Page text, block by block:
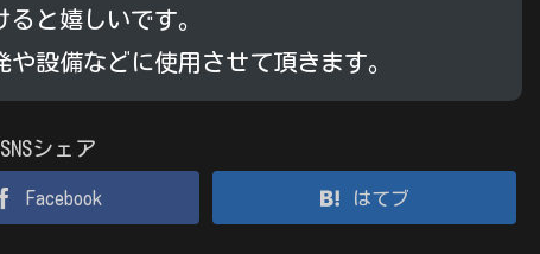
ると嬉しいです。
設備などに使用させて頂きます。
SNSシェア
Facebook はてブ